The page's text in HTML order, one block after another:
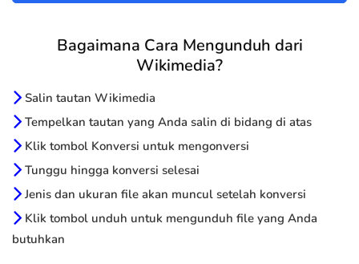
Bagaimana Cara Mengunduh dari
Wikimedia?
Salin tautan Wikimedia
Tempelkan tautan yang Anda salin di bidang di atas
Klik tombol Konversi untuk mengonversi
Tunggu hingga konversi selesai
Jenis dan ukuran file akan muncul setelah konversi
Klik tombol unduh untuk mengunduh file yang Anda
butuhkan